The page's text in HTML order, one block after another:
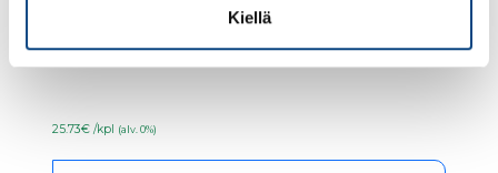
Kiellä
Ceresit CE40 saumalaasti 18 Coal 5kg
25.73€ /kpl (alv. 0%)